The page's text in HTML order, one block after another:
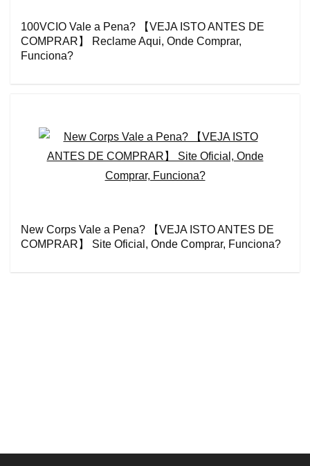
100VCIO Vale a Pena? 【VEJA ISTO ANTES DE
COMPRAR】 Reclame Aqui, Onde Comprar,
Funciona?
New Corps Vale a Pena? 【VEJA ISTO ANTES DE
COMPRAR】 Site Oficial, Onde Comprar, Funciona?